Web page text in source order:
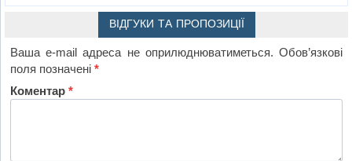
ВІДГУКИ ТА ПРОПОЗИЦІЇ
Ваша e-mail адреса не оприлюднюватиметься. Обов’язкові
поля позначені*
Коментар*